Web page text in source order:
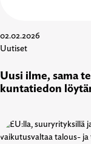
02.02.2026
Uutiset
Uusi ilme, sama
kuntatiedon